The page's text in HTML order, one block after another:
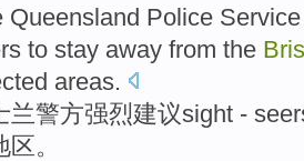
Queensland Police
to stay away from the
areas.
兰警方强烈建议sight -
区。